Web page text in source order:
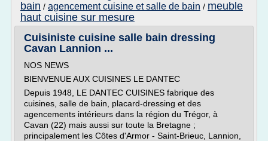
bain / agencement cuisine et salle de bain / meuble
haut cuisine sur mesure
Cuisiniste cuisine salle bain dressing
Cavan Lannion ...
NOS NEWS
BIENVENUE AUX CUISINES LE DANTEC
Depuis 1948, LE DANTEC CUISINES fabrique des
cuisines, salle de bain, placard-dressing et des
agencements intérieurs dans la région du Trégor, à
Cavan (22) mais aussi sur toute la Bretagne ;
principalement les Côtes d'Armor - Saint-Brieuc, Lannion,